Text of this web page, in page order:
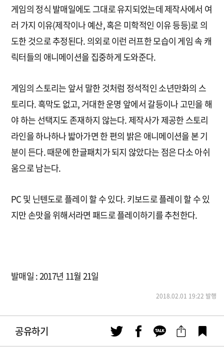
게임의 정식 발매일에도 그대로 유지되었는데 제작사에서 여
러 가지 이유(제작이나 예산, 혹은 미학적인 이유 등등)로 의
도한 것으로 추정된다. 의외로 이런 러프한 모습이 게임 속 캐
릭터들의 애니메이션을 집중하게 도와준다.
게임의 스토리는 앞서 말한 것처럼 정석적인 소년만화의 스
토리다. 흑막도 없고, 거대한 운명 앞에서 갈등이나 고민을 해
야 하는 선택지도 존재하지 않는다. 제작사가 제공한 스토리
라인을 하나하나 밟아가면 한 편의 밝은 애니메이션을 본 기
분이 든다. 때문에 한글패치가 되지 않았다는 점은 다소 아쉬
움으로 남는다.
PC 및 닌텐도로 플레이 할 수 있다. 키보드로 플레이 할 수 있
지만 손맛을 위해서라면 패드로 플레이하기를 추천한다.
발매일 : 2017년 11월 21일
2018.02.01 19:22 발행
공유하기